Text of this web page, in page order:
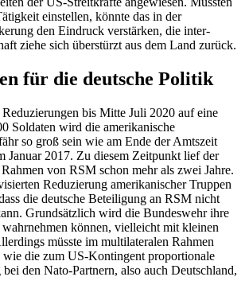
einstellen, könnte das in der
den Eindruck verstärken, die inter­
ziehe sich über­stürzt aus dem Land zurück.
für die deutsche Politik
bis Mitte Juli 2020 auf eine
Solda­ten wird die amerikanische
so groß sein wie am Ende der Amtszeit
Januar 2017. Zu diesem Zeitpunkt lief der
von RSM schon mehr als zwei Jahre.
Redu­zie­rung amerikanischer Truppen
die deut­sche Beteiligung an RSM nicht
Grundsätzlich wird die Bun­deswehr ihre
können, vielleicht mit kleinen
müsste im multi­lateralen Rahmen
wie die zum US-Kontingent proportionale
den Nato-Partnern, also auch Deutschland,